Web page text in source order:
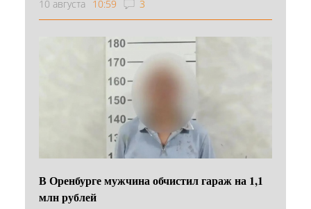
10 августа 10:59 3
В Оренбурге мужчина обчистил гараж на 1,1
млн рублей